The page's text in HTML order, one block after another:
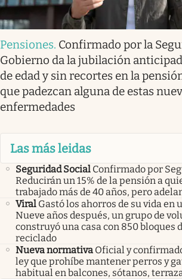
Pensiones. Confirmado por la
Gobierno da la jubilación
de edad y sin recortes en la
que padezcan alguna de estas
enfermedades
Las más leidas
Seguridad Social Confirmado por
Reducirán un 15% de la pensión a
trabajado más de 40 años, pero
Viral Gastó los ahorros de su vida en
Nueve años después, un grupo de
construyó una casa con 850 bloques
reciclado
Nueva normativa Oficial y
ley que prohíbe mantener perros y
habitual en balcones, sótanos,